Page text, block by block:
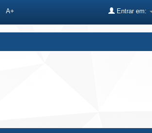
A+ Entrar em: